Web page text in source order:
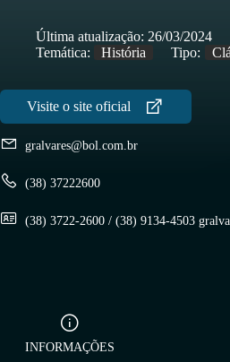
gralvares@bol.com.br
(38) 37222600
(38) 3722-2600 / (38) 9134-4503
Última atualização: 26/03/2024
Temática:
História Tipo:
INFORMAÇÕES